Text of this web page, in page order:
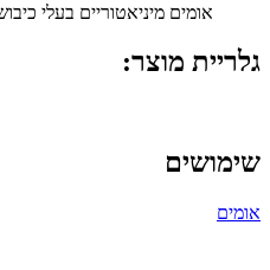
אומים מיניאטוריים בעלי
גלריית מוצר:
שימושים
אומים